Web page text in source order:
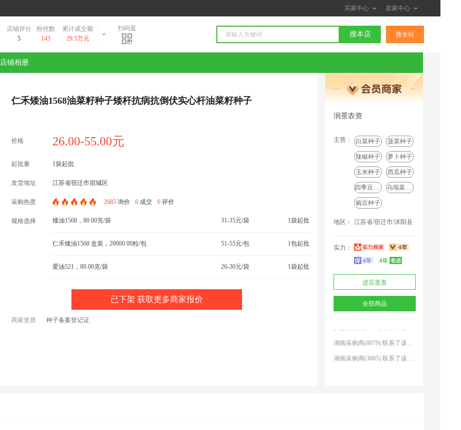
买家中心 卖家中心
店铺评分
5
粉丝数
143
累计成交额
29.5万元
扫码逛
搜本店 搜全站
店铺相册
仁禾矮油1568油菜籽种子矮杆抗病抗倒伏实心杆油菜籽种子
价格 26.00-55.00元
起批量 1袋起批
发货地址 江苏省宿迁市宿城区
采购热度 2685 询价 6 成交 6 评价
规格选择 矮油1568，80.00克/袋 31-35元/袋 1袋起批
仁禾矮油1568 盒装，20000.00粒/包 51-55元/包 1包起批
爱油521，80.00克/袋 26-30元/袋 1袋起批
已下架 获取更多商家报价
商家资质 种子备案登记证
润景农资
主营： 白菜种子 菠菜种子
辣椒种子 萝卜种子
玉米种子 西瓜种子
四季豆种子 乌塌菜种子
豌豆种子
地区： 江苏省/宿迁市/沭阳县
实力：
进店逛逛
全部商品
湖北采购商(5510) 联系了该商家
贵州采购商(4181) 联系了该商家